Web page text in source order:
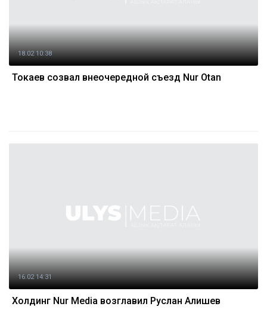
18.02 10:38
Токаев созвал внеочередной съезд Nur Otan
16.02 14:31
Холдинг Nur Media возглавил Руслан Алишев